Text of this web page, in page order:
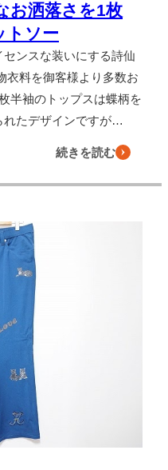
お洒落さを1枚
トソー
ンスな装いにする詩仙
衣料を御客様より多数お
半袖のトップスは蝶柄を
れたデザインですが…
続きを読む